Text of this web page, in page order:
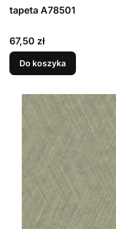
tapeta A78501
Cena
67,50 zł
Do koszyka